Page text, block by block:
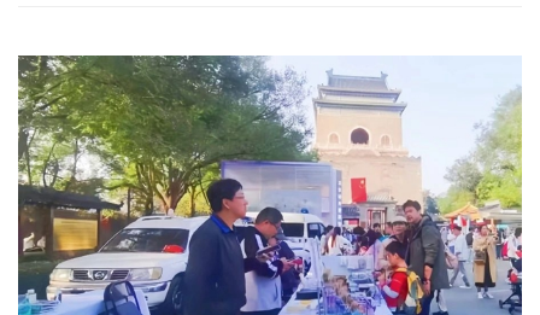
未成年人思想道德建设
榜样人物
+
身边好人
文明评论
北京宣传文化引导基金